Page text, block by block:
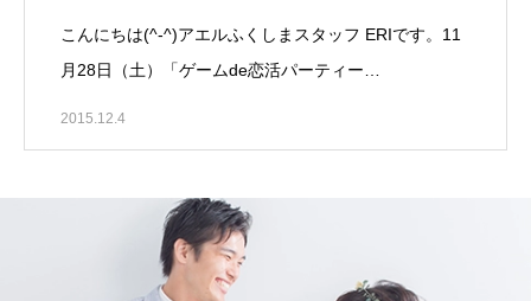
こんにちは(^-^)アエルふくしまスタッフ ERIです。11
月28日（土）「ゲームde恋活パーティー…
2015.12.4